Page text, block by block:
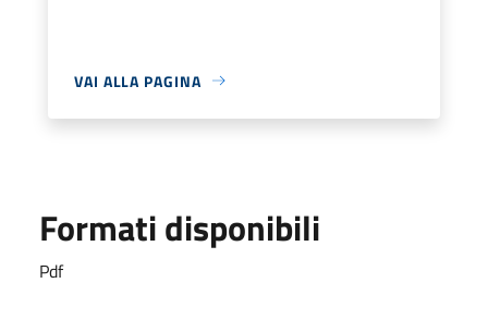
VAI ALLA PAGINA
Formati disponibili
Pdf